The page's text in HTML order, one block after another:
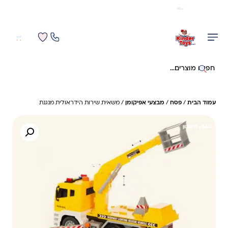
חיפוש באתר
עמוד הבית / פסח / מבצעי אפיקומן / משאית שירות הידראולית מנגנת